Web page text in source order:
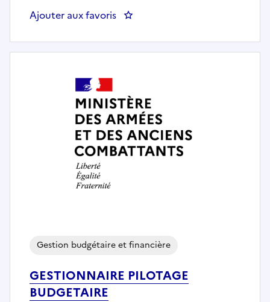
Ajouter aux favoris : AGENT ORDONNANCEMENT
GESTIONNAIRE PILOTAGE
BUDGETAIRE
Gestion budgétaire et financière